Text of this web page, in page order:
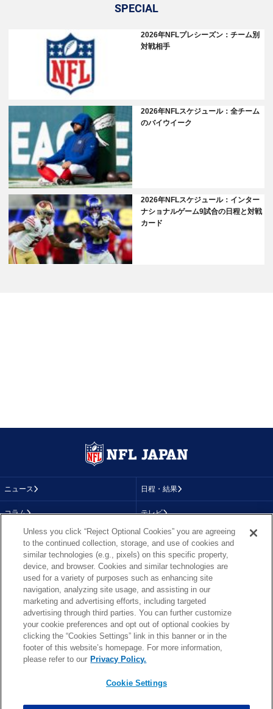
SPECIAL
2026年NFLプレシーズン：チーム別
対戦相手
2026年NFLスケジュール：全チーム
のバイウイーク
2026年NFLスケジュール：インター
ナショナルゲーム9試合の日程と対戦
カード
ニュース 日程・結果
コラム テレビ
画像
About NFL
More NFL 特集
TOP お問い合わせ FAQ
Unless you click “Reject Optional Cookies” you are agreeing
to the continued collection, storage, and use of cookies and
similar technologies (e.g., pixels) on this specific property,
device, and browser. Cookies and similar technologies are
used for a variety of purposes such as enhancing site
navigation, analyzing site usage, and assisting in our
marketing and advertising efforts, including targeted
advertising through third parties. You can further customize
your cookie preferences and opt out of optional cookies by
clicking the “Cookies Settings” link in this banner or in the
footer of this website’s homepage. For more information,
please refer to our Privacy Policy.
Cookie Settings